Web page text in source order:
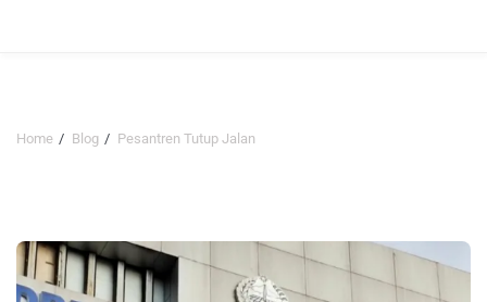
Home Blog Pesantren Tutup Jalan